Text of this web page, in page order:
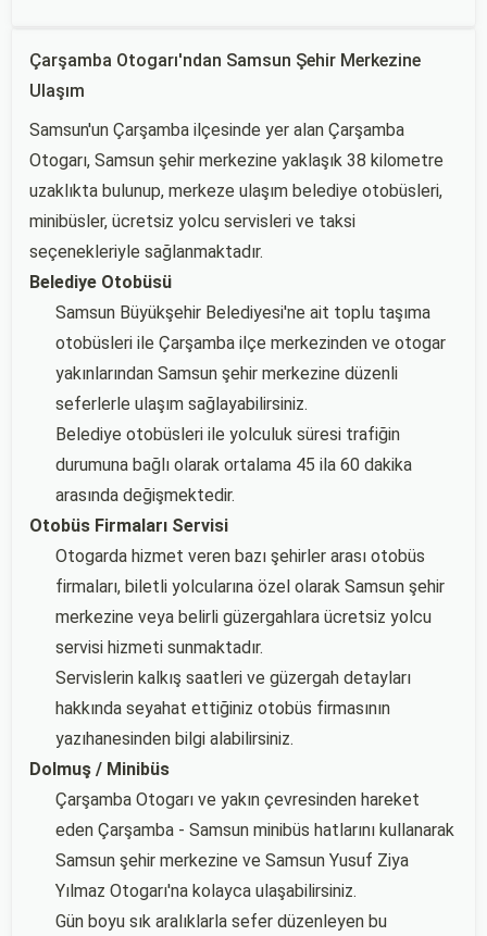
Çarşamba Otogarı'ndan Samsun Şehir Merkezine
Ulaşım
Samsun'un Çarşamba ilçesinde yer alan Çarşamba
Otogarı, Samsun şehir merkezine yaklaşık 38 kilometre
uzaklıkta bulunup, merkeze ulaşım belediye otobüsleri,
minibüsler, ücretsiz yolcu servisleri ve taksi
seçenekleriyle sağlanmaktadır.
Belediye Otobüsü
Samsun Büyükşehir Belediyesi'ne ait toplu taşıma
otobüsleri ile Çarşamba ilçe merkezinden ve otogar
yakınlarından Samsun şehir merkezine düzenli
seferlerle ulaşım sağlayabilirsiniz.
Belediye otobüsleri ile yolculuk süresi trafiğin
durumuna bağlı olarak ortalama 45 ila 60 dakika
arasında değişmektedir.
Otobüs Firmaları Servisi
Otogarda hizmet veren bazı şehirler arası otobüs
firmaları, biletli yolcularına özel olarak Samsun şehir
merkezine veya belirli güzergahlara ücretsiz yolcu
servisi hizmeti sunmaktadır.
Servislerin kalkış saatleri ve güzergah detayları
hakkında seyahat ettiğiniz otobüs firmasının
yazıhanesinden bilgi alabilirsiniz.
Dolmuş / Minibüs
Çarşamba Otogarı ve yakın çevresinden hareket
eden Çarşamba - Samsun minibüs hatlarını kullanarak
Samsun şehir merkezine ve Samsun Yusuf Ziya
Yılmaz Otogarı'na kolayca ulaşabilirsiniz.
Gün boyu sık aralıklarla sefer düzenleyen bu